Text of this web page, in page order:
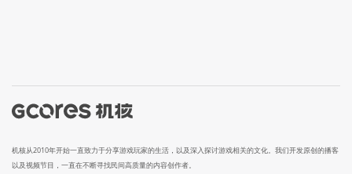
机核从2010年开始一直致力于分享游戏玩家的生活，以及深入探讨游戏相关的文化。我们开发原创的播客
以及视频节目，一直在不断寻找民间高质量的内容创作者。